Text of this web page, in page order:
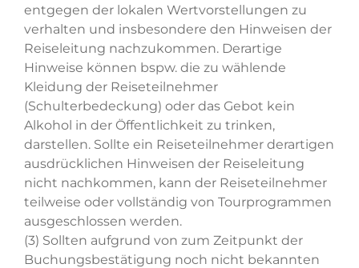
entgegen der lokalen Wertvorstellungen zu
verhalten und insbesondere den Hinweisen der
Reiseleitung nachzukommen. Derartige
Hinweise können bspw. die zu wählende
Kleidung der Reiseteilnehmer
(Schulterbedeckung) oder das Gebot kein
Alkohol in der Öffentlichkeit zu trinken,
darstellen. Sollte ein Reiseteilnehmer derartigen
ausdrücklichen Hinweisen der Reiseleitung
nicht nachkommen, kann der Reiseteilnehmer
teilweise oder vollständig von Tourprogrammen
ausgeschlossen werden.
(3) Sollten aufgrund von zum Zeitpunkt der
Buchungsbestätigung noch nicht bekannten